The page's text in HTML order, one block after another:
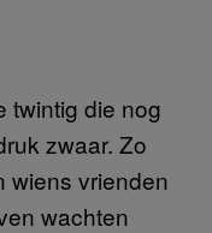
twintig die nog
zwaar. Zo
wiens vrienden
wachten